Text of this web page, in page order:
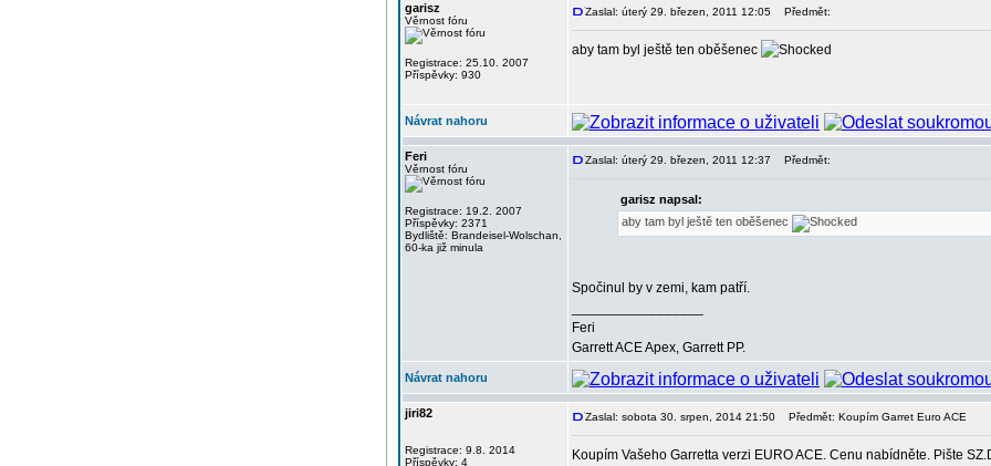
garisz
Věrnost fóru
Registrace: 25.10. 2007
Příspěvky: 930
Zaslal: úterý 29. březen, 2011 12:05 Předmět:
aby tam byl ještě ten oběšenec
Návrat nahoru
Feri
Věrnost fóru
Registrace: 19.2. 2007
Příspěvky: 2371
Bydliště: Brandeisel-Wolschan,
60-ka již minula
Zaslal: úterý 29. březen, 2011 12:37 Předmět:
garisz napsal:
aby tam byl ještě ten oběšenec
Spočinul by v zemi, kam patří.
Feri
Garrett ACE Apex, Garrett PP.
Návrat nahoru
jiri82
Registrace: 9.8. 2014
Příspěvky: 4
Zaslal: sobota 30. srpen, 2014 21:50 Předmět: Koupím Garret Euro ACE
Koupím Vašeho Garretta verzi EURO ACE. Cenu nabídněte. Pište